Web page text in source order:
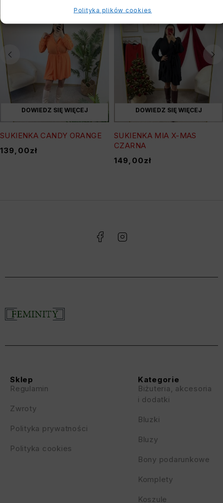
Polityka plików cookies
DOWIEDZ SIĘ WIĘCEJ
SUKIENKA CANDY ORANGE
139,00zł
DOWIEDZ SIĘ WIĘCEJ
SUKIENKA MIA X-MAS
CZARNA
149,00zł
Kategorie
Biżuteria, akcesoria
i dodatki
Bluzki
Bluzy
Bony podarunkowe
Komplety
Koszule
Sklep
Regulamin
Zwroty
Polityka prywatności
Polityka cookies